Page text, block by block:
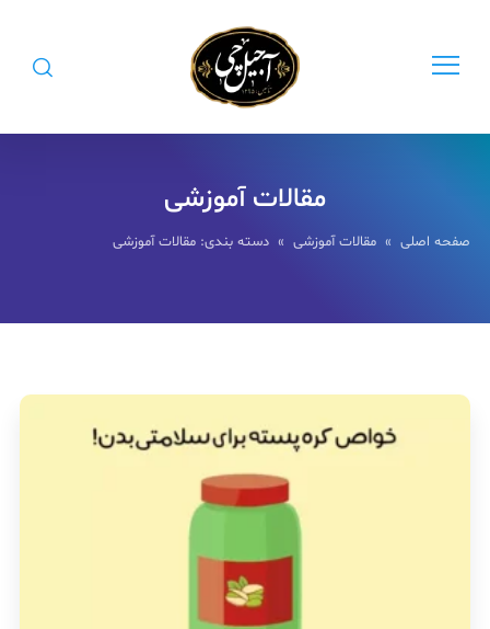
مقالات آموزشی
صفحه اصلی» مقالات آموزشی» دسته بندی: مقالات آموزشی